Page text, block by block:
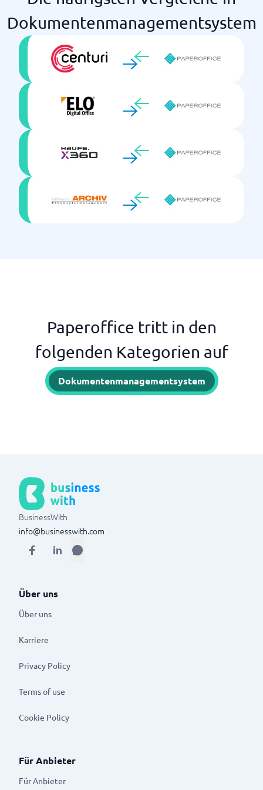
Dokumentenmanagementsystem
Paperoffice tritt in den
folgenden Kategorien auf
Dokumentenmanagementsystem
BusinessWith
info@businesswith.com
Über uns
Über uns
Karriere
Privacy Policy
Terms of use
Cookie Policy
Für Anbieter
Für Anbieter